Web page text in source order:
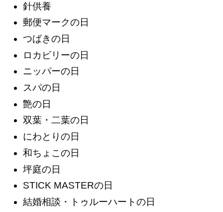
針供養
郵便マークの日
つばきの日
ロカビリーの日
ニッパーの日
スパの日
艶の日
双葉・二葉の日
にわとりの日
和ちょこの日
坪庭の日
STICK MASTERの日
結婚相談・トゥルーハートの日